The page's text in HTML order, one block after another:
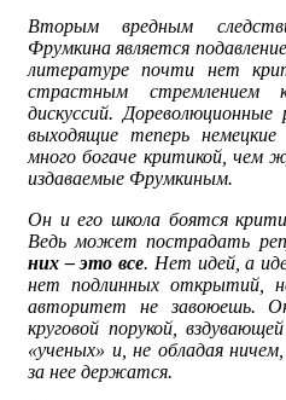
Вторым вредным
Фрумкина является
литературе почти нет
страстным стремлением
дискуссий.
выходящие теперь
много богаче критикой, чем
издаваемые Фрумкиным.
Он и его школа боятся
Ведь может пострадать
них – это все. Нет идей, а
нет подлинных открытий,
авторитет не завоюешь.
круговой порукой,
«ученых» и, не обладая
за нее держатся.